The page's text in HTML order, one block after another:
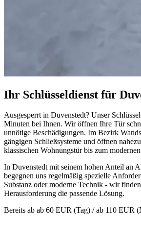
Ihr Schlüsseldienst für
Ausgesperrt in Duvenstedt? Unser
Minuten bei Ihnen. Wir öffnen Ihre Tür
unnötige Beschädigungen. Im Bezirk
gängigen Schließsysteme und öffnen
klassischen Wohnungstür bis zum
In Duvenstedt mit seinem hohen Anteil an
begegnen uns regelmäßig spezielle
Substanz oder moderne Technik - wir
Herausforderung die passende Lösung.
Bereits ab ab 60 EUR (Tag) / ab 110 EUR